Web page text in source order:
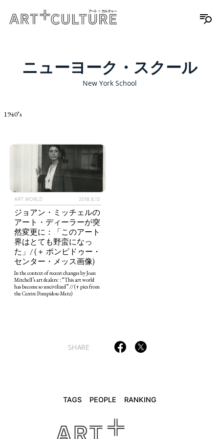
TAGS PEOPLE
REVIEWS ARTICLES
ニューヨーク・スクール
New York School
1940’s
ART WORLD 2018.8.13
ジョアン・ミッチェルの
アート・ディーラーが突
然変更に：「このアート
界はとても野蛮になっ
た」/ (＋ ポンピドゥー・
センター・メッス画像)
In the context of recent changes by Joan
Mitchell’s art dealers: : “This art world
has become so uncivilized” // (+ pics from
the Centre Pompidou-Metz)
SHARE
TAGS PEOPLE RANKING